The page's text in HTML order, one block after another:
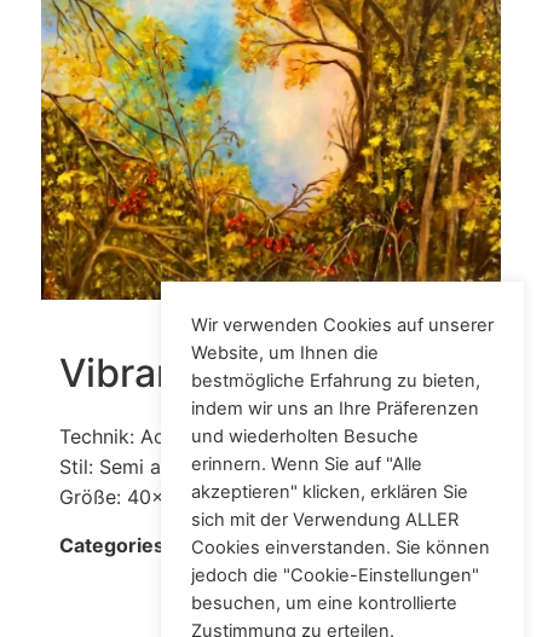
Vibrant Autumn
Technik: Acryl auf Leinwand
Stil: Semi abstract landscape
Größe: 40x50 cm
Categories: Acrylic
Wir verwenden Cookies auf unserer
Website, um Ihnen die
bestmögliche Erfahrung zu bieten,
indem wir uns an Ihre Präferenzen
und wiederholten Besuche
erinnern. Wenn Sie auf "Alle
akzeptieren" klicken, erklären Sie
sich mit der Verwendung ALLER
Cookies einverstanden. Sie können
jedoch die "Cookie-Einstellungen"
besuchen, um eine kontrollierte
Zustimmung zu erteilen.